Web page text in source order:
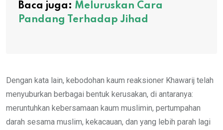
Baca juga: Meluruskan Cara
Pandang Terhadap Jihad
Dengan kata lain, kebodohan kaum reaksioner Khawarij telah
menyuburkan berbagai bentuk kerusakan, di antaranya:
meruntuhkan kebersamaan kaum muslimin, pertumpahan
darah sesama muslim, kekacauan, dan yang lebih parah lagi